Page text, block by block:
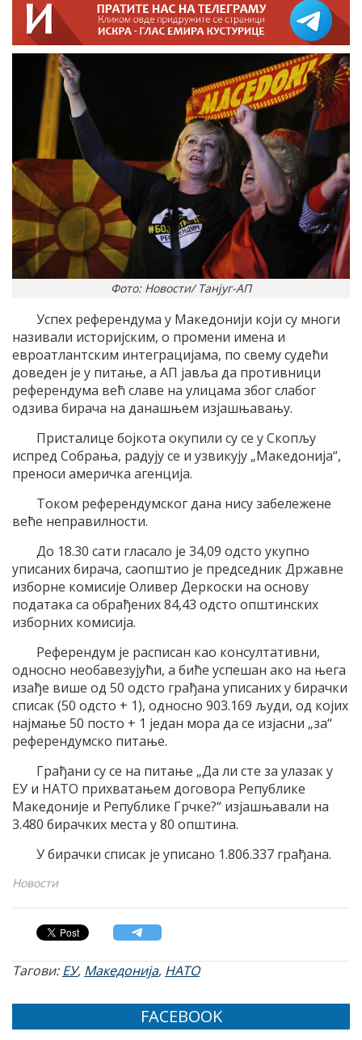
Фото: Новости/ Танјуг-АП
Успех референдума у Македонији који су многи
називали историјским, о промени имена и
евроатлантским интеграцијама, по свему судећи
доведен је у питање, а АП јавља да противници
референдума већ славе на улицама због слабог
одзива бирача на данашњем изјашњавању.
Присталице бојкота окупили су се у Скопљу
испред Собрања, радују се и узвикују „Македонија“,
преноси америчка агенција.
Током референдумског дана нису забележене
веће неправилности.
До 18.30 сати гласало је 34,09 одсто укупно
уписаних бирача, саопштио је председник Државне
изборне комисије Оливер Деркоски на основу
података са обрађених 84,43 одсто општинских
изборних комисија.
Референдум је расписан као консултативни,
односно необавезујући, а биће успешан ако на њега
изађе више од 50 одсто грађана уписаних у бирачки
списак (50 одсто + 1), односно 903.169 људи, од којих
најмање 50 посто + 1 један мора да се изјасни „за“
референдумско питање.
Грађани су се на питање „Да ли сте за улазак у
ЕУ и НАТО прихватањем договора Републике
Македоније и Републике Грчке?“ изјашњавали на
3.480 бирачких места у 80 општина.
У бирачки списак је уписано 1.806.337 грађана.
Новости
Тагови:ЕУ, Македонија, НАТО
FACEBOOK